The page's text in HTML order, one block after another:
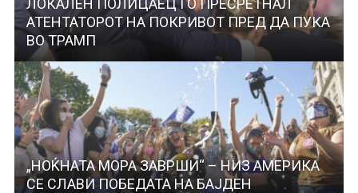
ЛОКАЛЕН ПОЛИЦАЕЦ ГО ПРЕСРЕТНАЛ
АТЕНТАТОРОТ НА ПОКРИВОТ ПРЕД ДА ПУКА
ВО ТРАМП
„НОЌНАТА МОРА ЗАВРШИ“ – НИЗ АМЕРИКА
СЕ СЛАВИ ПОБЕДАТА НА БАЈДЕН